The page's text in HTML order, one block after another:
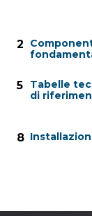
2
5
Tabelle
di
8